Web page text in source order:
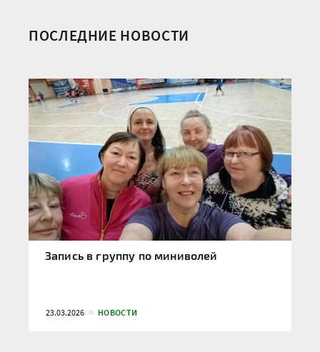
ПОСЛЕДНИЕ НОВОСТИ
Запись в группу по миниволей
23.03.2026 НОВОСТИ